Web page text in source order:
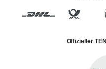
Offizieller